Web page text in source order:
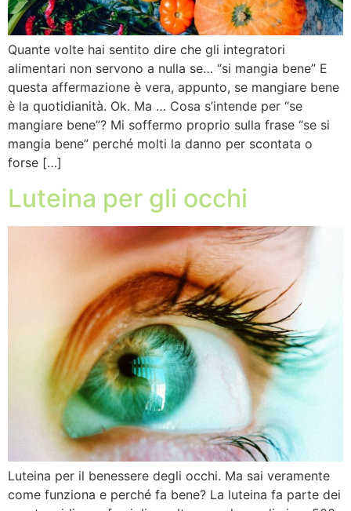
Quante volte hai sentito dire che gli integratori
alimentari non servono a nulla se… “si mangia bene” E
questa affermazione è vera, appunto, se mangiare bene
è la quotidianità. Ok. Ma … Cosa s’intende per “se
mangiare bene”? Mi soffermo proprio sulla frase “se si
mangia bene” perché molti la danno per scontata o
forse […]
Luteina per gli occhi
Luteina per il benessere degli occhi. Ma sai veramente
come funziona e perché fa bene? La luteina fa parte dei